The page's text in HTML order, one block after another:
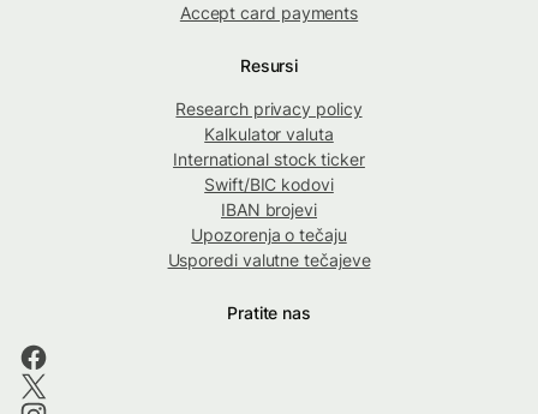
Accept card payments
Resursi
Research privacy policy
Kalkulator valuta
International stock ticker
Swift/BIC kodovi
IBAN brojevi
Upozorenja o tečaju
Usporedi valutne tečajeve
Pratite nas